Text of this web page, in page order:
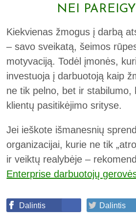
NEI
Kiekvienas žmogus į darbą
– savo sveikatą, šeimos
motyvaciją. Todėl įmonės,
investuoja į darbuotoją kaip
ne tik pelno, bet ir stabilumo,
klientų pasitikėjimo srityse.
Jei ieškote išmanesnių
organizacijai, kurie ne tik
ir veiktų realybėje –
Enterprise darbuotojų
Dalintis Dalintis